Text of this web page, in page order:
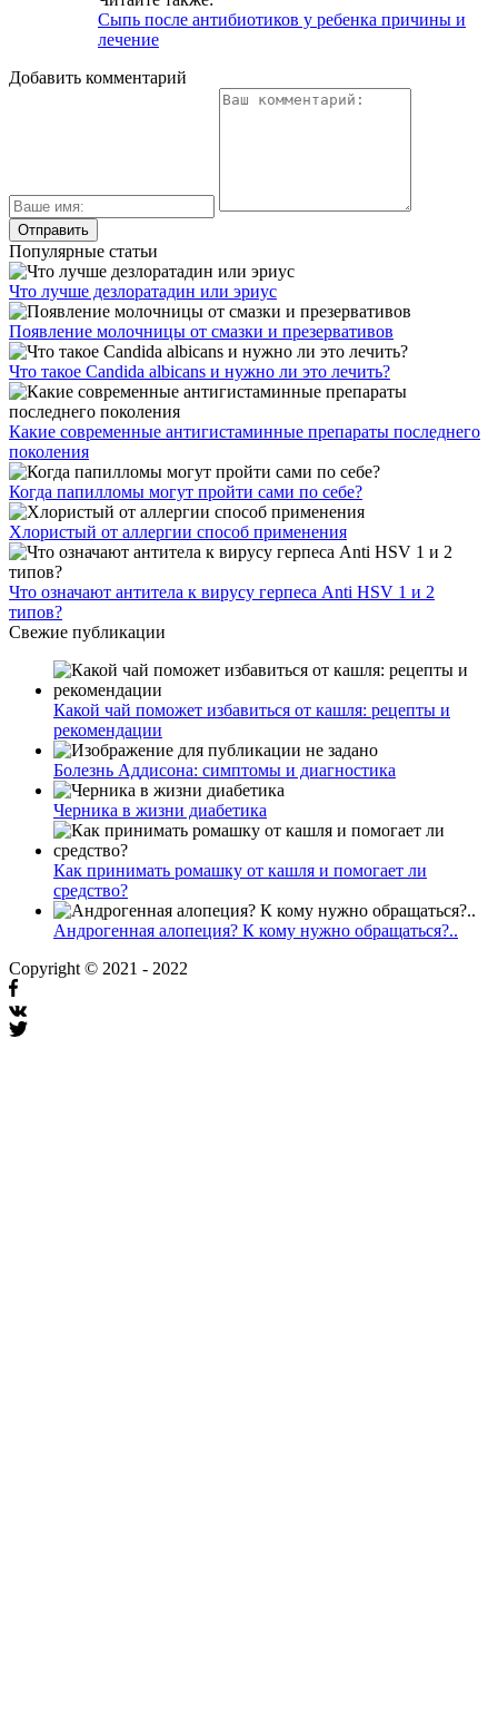
Что такое Candida albicans и нужно ли это лечить?
Какие современные антигистаминные препараты последнего
Хлористый от аллергии способ применения
Что означают антитела к вирусу герпеса Anti HSV 1 и 2
типов?
Свежие публикации
Какой чай поможет избавиться от кашля: рецепты и
рекомендации
Болезнь Аддисона: симптомы и диагностика
Черника в жизни диабетика
Как принимать ромашку от кашля и помогает ли
средство?
Андрогенная алопеция? К кому нужно обращаться?..
Copyright © 2021 - 2022